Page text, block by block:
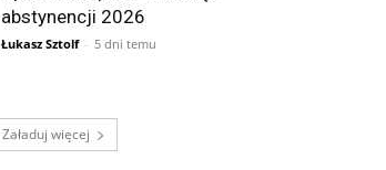
abstynencji 2026
Łukasz Sztolf - 5 dni temu
Załaduj więcej